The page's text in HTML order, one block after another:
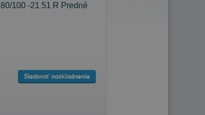
80/100 -21 51 R Predné
Sledovať naskladnenie